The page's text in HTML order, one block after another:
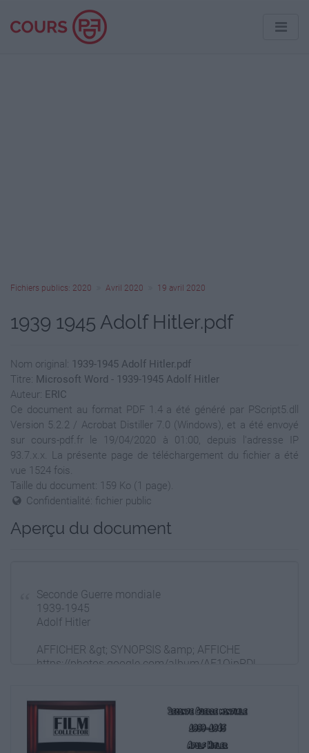
Fichiers publics: 2020 Avril 2020 19 avril 2020
1939 1945 Adolf Hitler.pdf
Nom original: 1939-1945 Adolf Hitler.pdf
Titre: Microsoft Word - 1939-1945 Adolf Hitler
Auteur: ERIC
Ce document au format PDF 1.4 a été généré par PScript5.dll
Version 5.2.2 / Acrobat Distiller 7.0 (Windows), et a été envoyé
sur cours-pdf.fr le 19/04/2020 à 01:00, depuis l'adresse IP
93.7.x.x. La présente page de téléchargement du fichier a été
vue 1524 fois.
Taille du document: 159 Ko (1 page).
Confidentialité: fichier public
Aperçu du document
Seconde Guerre mondiale
1939-1945
Adolf Hitler
AFFICHER &gt; SYNOPSIS &amp; AFFICHE
https://photos.google.com/album/AF1QipPDl‐
TITRE
TÉLÉCHARGEMENT